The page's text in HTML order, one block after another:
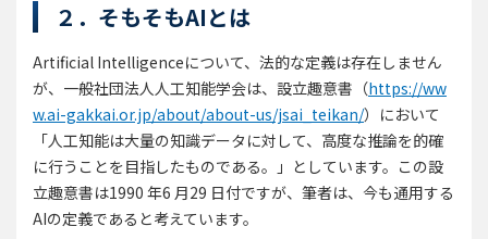
２．そもそもAIとは
Artificial Intelligenceについて、法的な定義は存在しません
が、一般社団法人人工知能学会は、設立趣意書（https://ww
w.ai-gakkai.or.jp/about/about-us/jsai_teikan/）において
「人工知能は大量の知識データに対して、高度な推論を的確
に行うことを目指したものである。」としています。この設
立趣意書は1990 年6 月29 日付ですが、筆者は、今も通用する
AIの定義であると考えています。